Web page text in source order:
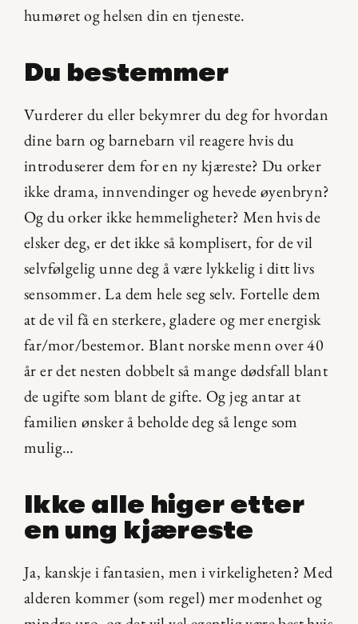
humøret og helsen din en tjeneste.
Du bestemmer
Vurderer du eller bekymrer du deg for hvordan
dine barn og barnebarn vil reagere hvis du
introduserer dem for en ny kjæreste? Du orker
ikke drama, innvendinger og hevede øyenbryn?
Og du orker ikke hemmeligheter? Men hvis de
elsker deg, er det ikke så komplisert, for de vil
selvfølgelig unne deg å være lykkelig i ditt livs
sensommer. La dem hele seg selv. Fortelle dem
at de vil få en sterkere, gladere og mer energisk
far/mor/bestemor. Blant norske menn over 40
år er det nesten dobbelt så mange dødsfall blant
de ugifte som blant de gifte. Og jeg antar at
familien ønsker å beholde deg så lenge som
mulig…
Ikke alle higer etter
en ung kjæreste
Ja, kanskje i fantasien, men i virkeligheten? Med
alderen kommer (som regel) mer modenhet og